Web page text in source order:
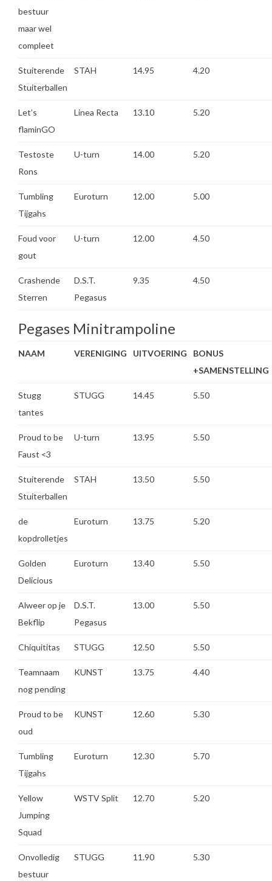
bestuur
maar wel
compleet
Stuiterende
Stuiterballen
STAH 14.95 4.20
Let’s
flaminGO
Linea Recta 13.10 5.20
Testoste
Rons
U-turn 14.00 5.20
Tumbling
Tijgahs
Euroturn 12.00 5.00
Foud voor
gout
U-turn 12.00 4.50
Crashende
Sterren
D.S.T.
Pegasus
9.35 4.50
Pegases Minitrampoline
NAAM VERENIGING UITVOERING
BONUS
+SAMENSTELLING
Stugg
tantes
STUGG 14.45 5.50
Proud to be
Faust <3
U-turn 13.95 5.50
Stuiterende
Stuiterballen
STAH 13.50 5.50
de
kopdrolletjes
Euroturn 13.75 5.20
Golden
Delicious
Euroturn 13.40 5.50
Alweer op je
Bekflip
D.S.T.
Pegasus
13.00 5.50
Chiquititas STUGG 12.50 5.50
Teamnaam
nog pending
KUNST 13.75 4.40
Proud to be
oud
KUNST 12.60 5.30
Tumbling
Tijgahs
Euroturn 12.30 5.70
Yellow
Jumping
Squad
WSTV Split 12.70 5.20
Onvolledig
bestuur
STUGG 11.90 5.30